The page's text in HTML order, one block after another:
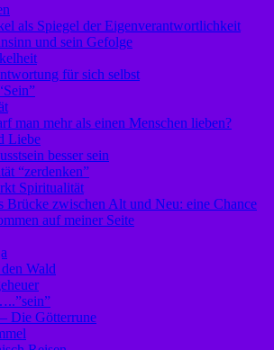
als Spiegel der Eigenverantwortlichkeit
und sein Gefolge
für sich selbst
man mehr als einen Menschen lieben?
Liebe
besser sein
“zerdenken”
Spiritualität
Brücke zwischen Alt und Neu: eine Chance
auf meiner Seite
Wald
Die Götterrune